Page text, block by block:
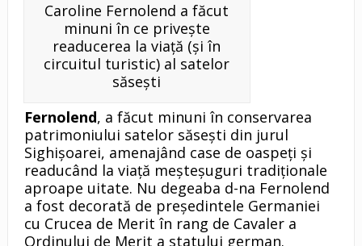
Caroline Fernolend a făcut
minuni în ce priveşte
readucerea la viaţă (şi în
circuitul turistic) al satelor
săseşti
Fernolend, a făcut minuni în conservarea
patrimoniului satelor săseşti din jurul
Sighişoarei, amenajând case de oaspeţi şi
readucând la viaţă meşteşuguri tradiţionale
aproape uitate. Nu degeaba d-na Fernolend
a fost decorată de preşedintele Germaniei
cu Crucea de Merit în rang de Cavaler a
Ordinului de Merit a statului german.